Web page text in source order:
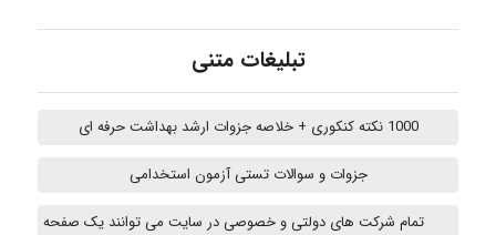
A.balandeh
تبلیغات متنی
1000 نکته کنکوری + خلاصه جزوات ارشد بهداشت حرفه ای
جزوات و سوالات تستی آزمون استخدامی
تمام شرکت های دولتی و خصوصی در سایت می توانند یک صفحه